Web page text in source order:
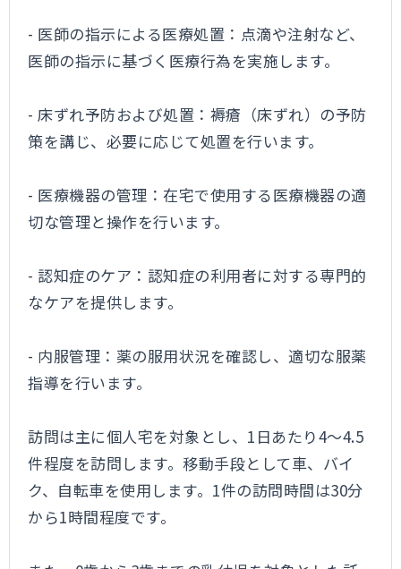
- 医師の指示による医療処置：点滴や注射など、
医師の指示に基づく医療行為を実施します。
- 床ずれ予防および処置：褥瘡（床ずれ）の予防
策を講じ、必要に応じて処置を行います。
- 医療機器の管理：在宅で使用する医療機器の適
切な管理と操作を行います。
- 認知症のケア：認知症の利用者に対する専門的
なケアを提供します。
- 内服管理：薬の服用状況を確認し、適切な服薬
指導を行います。
訪問は主に個人宅を対象とし、1日あたり4～4.5
件程度を訪問します。移動手段として車、バイ
ク、自転車を使用します。1件の訪問時間は30分
から1時間程度です。